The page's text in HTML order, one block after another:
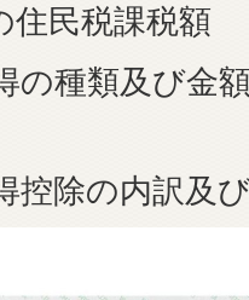
民税課税額
種類及び金額
除の内訳及